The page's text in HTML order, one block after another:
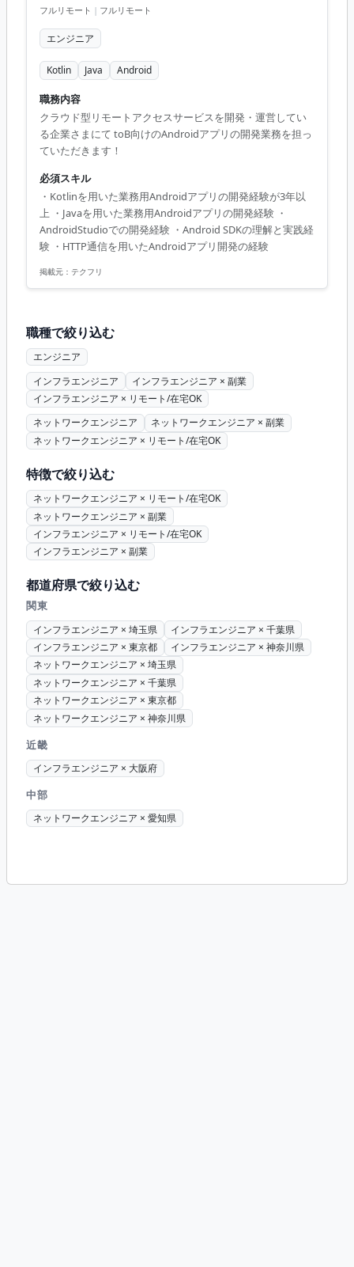
フルリモート | フルリモート
エンジニア
Kotlin Java Android
職務内容
クラウド型リモートアクセスサービスを開発・運営してい
る企業さまにて toB向けのAndroidアプリの開発業務を担っ
ていただきます！
必須スキル
・Kotlinを用いた業務用Androidアプリの開発経験が3年以
上 ・Javaを用いた業務用Androidアプリの開発経験 ・
AndroidStudioでの開発経験 ・Android SDKの理解と実践経
験 ・HTTP通信を用いたAndroidアプリ開発の経験
掲載元： テクフリ
職種で絞り込む
エンジニア
インフラエンジニア
インフラエンジニア × 副業
インフラエンジニア × リモート/在宅OK
ネットワークエンジニア
ネットワークエンジニア × 副業
ネットワークエンジニア × リモート/在宅OK
特徴で絞り込む
ネットワークエンジニア × リモート/在宅OK
ネットワークエンジニア × 副業
インフラエンジニア × リモート/在宅OK
インフラエンジニア × 副業
都道府県で絞り込む
関東
インフラエンジニア × 埼玉県
インフラエンジニア × 千葉県
インフラエンジニア × 東京都
インフラエンジニア × 神奈川県
ネットワークエンジニア × 埼玉県
ネットワークエンジニア × 千葉県
ネットワークエンジニア × 東京都
ネットワークエンジニア × 神奈川県
近畿
インフラエンジニア × 大阪府
中部
ネットワークエンジニア × 愛知県